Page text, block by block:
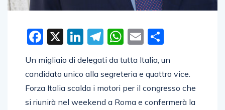
Facebook
X LinkedIn
Telegram
WhatsApp
Email
Un migliaio di delegati da tutta Italia, un
candidato unico alla segreteria e quattro vice.
Forza Italia scalda i motori per il congresso che
si riunirà nel weekend a Roma e confermerà la